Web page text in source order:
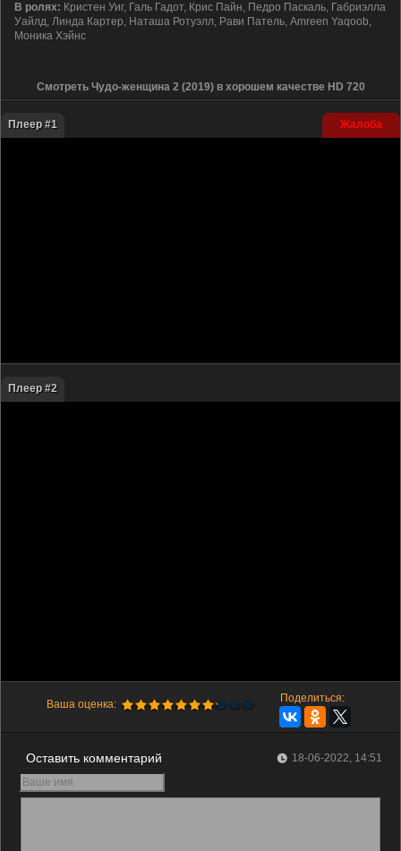
В ролях: Кристен Уиг, Галь Гадот, Крис Пайн, Педро Паскаль, Габриэлла
Уайлд, Линда Картер, Наташа Ротуэлл, Рави Патель, Amreen Yaqoob,
Моника Хэйнс
Смотреть Чудо-женщина 2 (2019) в хорошем качестве HD 720
Плеер #1 Жалоба
Плеер #2
Ваша оценка: Поделиться:
Оставить комментарий 18-06-2022, 14:51